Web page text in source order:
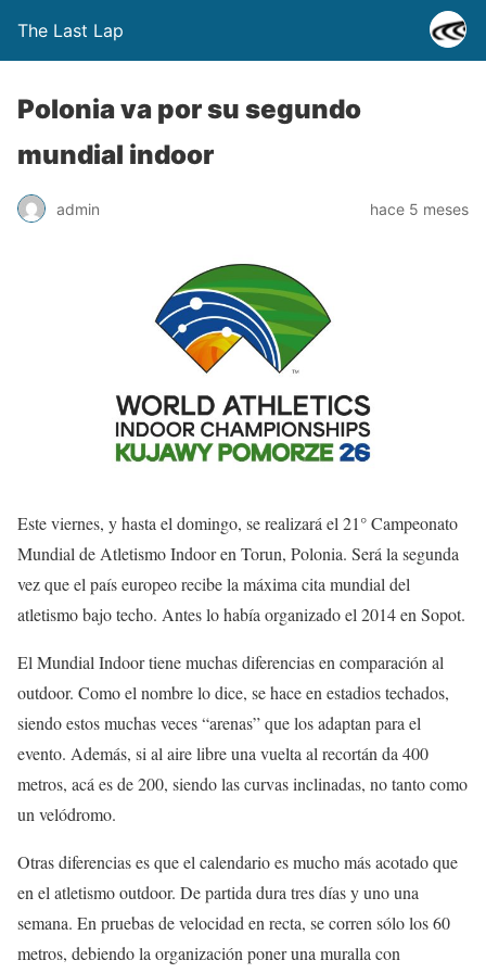
The Last Lap
Polonia va por su segundo
mundial indoor
admin hace 5 meses
Este viernes, y hasta el domingo, se realizará el 21° Campeonato
Mundial de Atletismo Indoor en Torun, Polonia. Será la segunda
vez que el país europeo recibe la máxima cita mundial del
atletismo bajo techo. Antes lo había organizado el 2014 en Sopot.
El Mundial Indoor tiene muchas diferencias en comparación al
outdoor. Como el nombre lo dice, se hace en estadios techados,
siendo estos muchas veces “arenas” que los adaptan para el
evento. Además, si al aire libre una vuelta al recortán da 400
metros, acá es de 200, siendo las curvas inclinadas, no tanto como
un velódromo.
Otras diferencias es que el calendario es mucho más acotado que
en el atletismo outdoor. De partida dura tres días y uno una
semana. En pruebas de velocidad en recta, se corren sólo los 60
metros, debiendo la organización poner una muralla con